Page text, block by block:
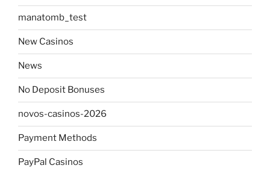
manatomb_test
New Casinos
News
No Deposit Bonuses
novos-casinos-2026
Payment Methods
PayPal Casinos